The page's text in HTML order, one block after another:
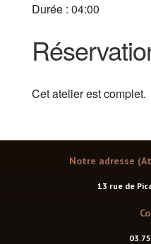
Durée : 04:00
Cet atelier est complet.
Notre adresse
13 rue de